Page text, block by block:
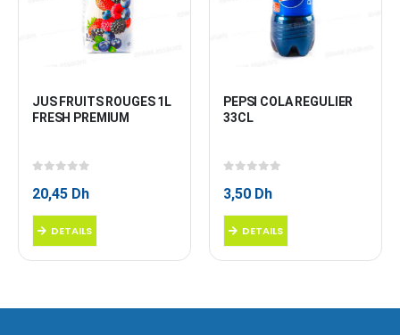
JUS FRUITS ROUGES 1L
FRESH PREMIUM
20,45 Dh
DETAILS
PEPSI COLA REGULIER
33CL
3,50 Dh
DETAILS